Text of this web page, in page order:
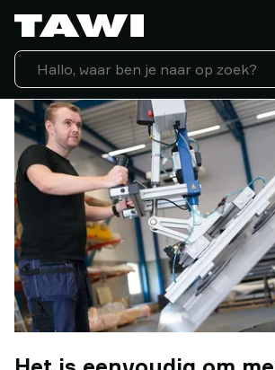
Wat
wilt
u
tillen?
Tilhulpen
Industrieën
Service
ondersteuning
Referenties
Neem
contact
op
Waarom